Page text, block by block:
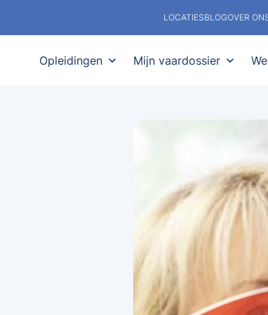
LOCATIESBLOGOVER
Opleidingen expand_more Mijn vaardossier expand_more